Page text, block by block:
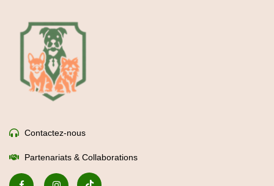
Contactez-nous
Partenariats & Collaborations